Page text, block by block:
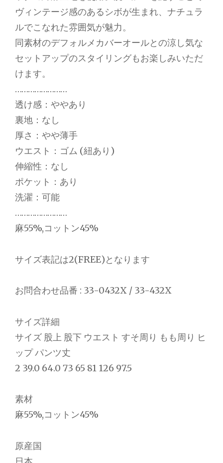
ヴィンテージ感のあるシボが生まれ、ナチュラ
ルでこなれた雰囲気が魅力。
同素材のデフォルメカバーオールとの涼し気な
セットアップのスタイリングもお楽しみいただ
けます。
……………………
透け感：ややあり
裏地：なし
厚さ：やや薄手
ウエスト：ゴム (紐あり)
伸縮性：なし
ポケット：あり
洗濯：可能
……………………
麻55%,コットン45%
サイズ表記は2(FREE)となります
お問合わせ品番 : 33-0432X / 33-432X
サイズ詳細
サイズ 股上 股下 ウエスト すそ周り もも周り ヒ
ップ パンツ丈
2 39.0 64.0 73 65 81 126 97.5
素材
麻55%,コットン45%
原産国